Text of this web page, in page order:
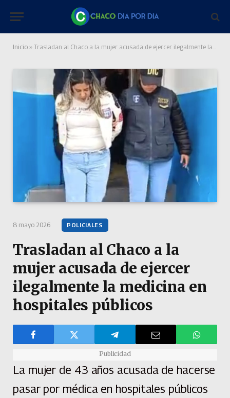
Inicio » Trasladan al Chaco a la mujer acusada de ejercer ilegalmente la medicina en hospitales públicos
8 mayo 2026 POLICIALES
Trasladan al Chaco a la
mujer acusada de ejercer
ilegalmente la medicina en
hospitales públicos
Publicidad
La mujer de 43 años acusada de hacerse
pasar por médica en hospitales públicos